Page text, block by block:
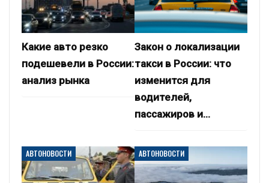
Какие авто резко
подешевели в России:
анализ рынка
Закон о локализации
такси в России: что
изменится для
водителей,
пассажиров и…
АВТОНОВОСТИ АВТОНОВОСТИ